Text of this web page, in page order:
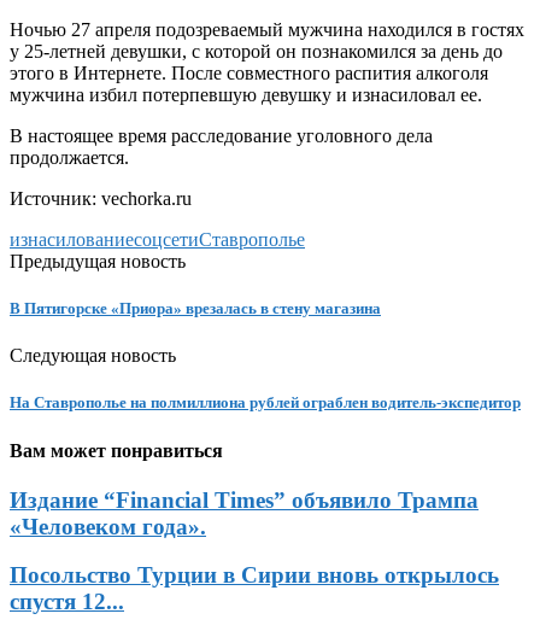
Ночью 27 апреля подозреваемый мужчина находился в гостях
у 25-летней девушки, с которой он познакомился за день до
этого в Интернете. После совместного распития алкоголя
мужчина избил потерпевшую девушку и изнасиловал ее.
В настоящее время расследование уголовного дела
продолжается.
Источник: vechorka.ru
изнасилованиесоцсетиСтаврополье
Предыдущая новость
В Пятигорске «Приора» врезалась в стену магазина
Следующая новость
На Ставрополье на полмиллиона рублей ограблен водитель-экспедитор
Вам может понравиться
Издание “Financial Times” объявило Трампа
«Человеком года».
Посольство Турции в Сирии вновь открылось
спустя 12...